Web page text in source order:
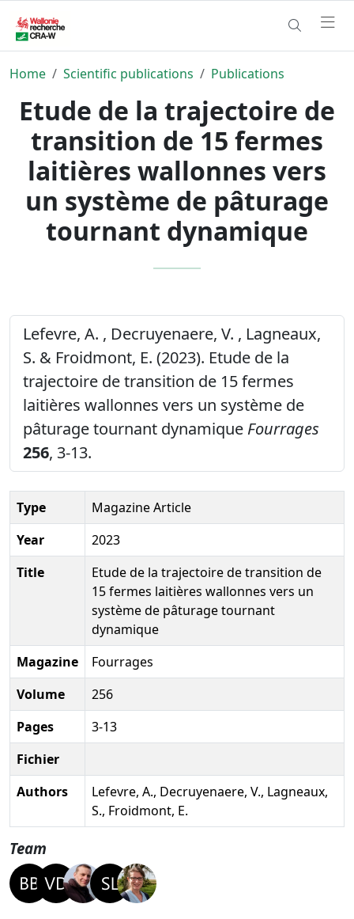
Home Scientific publications Publications
Etude de la trajectoire de
transition de 15 fermes
laitières wallonnes vers
un système de pâturage
tournant dynamique
Lefevre, A. , Decruyenaere, V. , Lagneaux,
S. & Froidmont, E. (2023). Etude de la
trajectoire de transition de 15 fermes
laitières wallonnes vers un système de
pâturage tournant dynamique Fourrages
256, 3-13.
Type
Magazine Article
Year
2023
Title
Etude de la trajectoire de transition de
15 fermes laitières wallonnes vers un
système de pâturage tournant
dynamique
Magazine
Fourrages
Volume
256
Pages
3-13
Fichier
Authors
Lefevre, A., Decruyenaere, V., Lagneaux,
S., Froidmont, E.
Team